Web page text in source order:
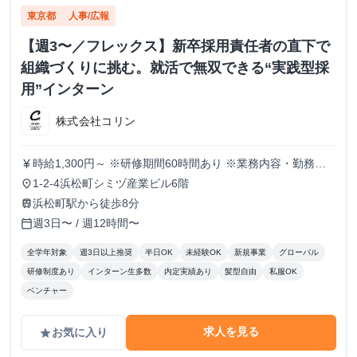
東京都 人事/広報
【週3〜／フレックス】新卒採用責任者の直下で
組織づくりに挑む。就活で無双できる“実践型採
用”インターン
株式会社コリン
currency_yen 時給1,300円～ ※研修期間60時間あり ※業務内容・勤務状
況により決定
place 1-2-4浜松町シミヅ産業ビル6階
train浜松町駅から徒歩8分
calendar_today週3日〜 / 週12時間〜
全学年対象 週3日以上推奨 半日OK 未経験OK 新規事業 グローバル
研修制度あり インターン生多数 内定実績あり 髪型自由 私服OK
ベンチャー
gradeお気に入り 求人を見る